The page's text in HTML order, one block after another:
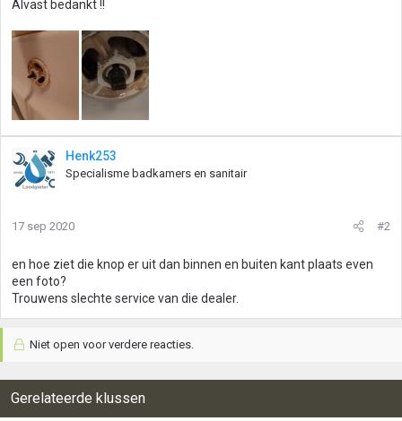
Alvast bedankt !!
Henk253
Specialisme badkamers en sanitair
17 sep 2020 #2
en hoe ziet die knop er uit dan binnen en buiten kant plaats even
een foto?
Trouwens slechte service van die dealer.
Niet open voor verdere reacties.
Gerelateerde klussen